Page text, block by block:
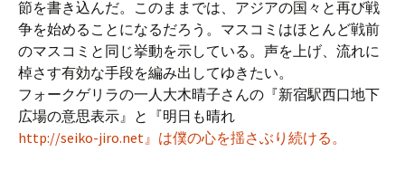
節を書き込んだ。このままでは、アジアの国々と再び戦
争を始めることになるだろう。マスコミはほとんど戦前
のマスコミと同じ挙動を示している。声を上げ、流れに
棹さす有効な手段を編み出してゆきたい。
フォークゲリラの一人大木晴子さんの『新宿駅西口地下
広場の意思表示』と『明日も晴れ
http://seiko-jiro.net』は僕の心を揺さぶり続ける。